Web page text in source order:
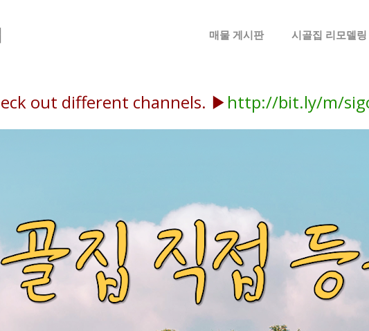
매물 게시판 시골집 리모델링
out different channels. ▶http://bit.ly/m/